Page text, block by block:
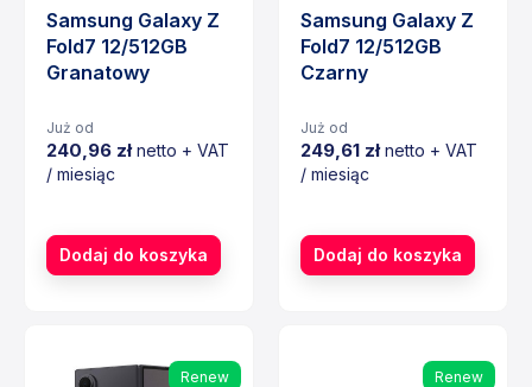
Samsung Galaxy Z
Fold7 12/512GB
Granatowy
Już od
240,96 złnetto + VAT
/ miesiąc
Dodaj do koszyka
Samsung Galaxy Z
Fold7 12/512GB
Czarny
Już od
249,61 złnetto + VAT
/ miesiąc
Dodaj do koszyka
Renew Renew